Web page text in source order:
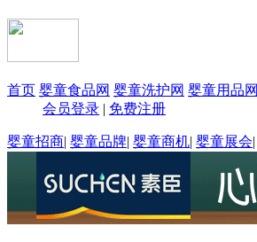
首页 婴童食品网 婴童洗护网 婴童用品网
会员登录 | 免费注册
婴童招商| 婴童品牌| 婴童商机| 婴童展会|